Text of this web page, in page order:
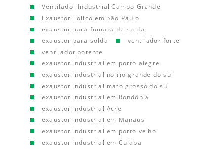
Ventilador Industrial Campo Grande
Exaustor Eolico em São Paulo
exaustor para fumaca de solda
exaustor para solda
ventilador forte
ventilador potente
exaustor industrial em porto alegre
exaustor industrial no rio grande do sul
exaustor industrial mato grosso do sul
exaustor industrial em Rondônia
exaustor industrial Acre
exaustor industrial em Manaus
exaustor industrial em porto velho
exaustor industrial em Cuiaba